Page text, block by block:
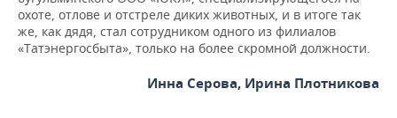
охоте, отлове и отстреле диких животных, и в итоге так
же, как дядя, стал сотрудником одного из филиалов
«Татэнергосбыта», только на более скромной должности.
Инна Серова, Ирина Плотникова